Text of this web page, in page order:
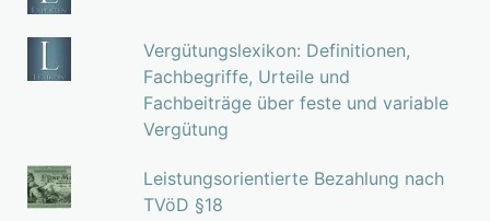
Vergütungslexikon: Definitionen,
Fachbegriffe, Urteile und
Fachbeiträge über feste und variable
Vergütung
Leistungsorientierte Bezahlung nach
TVöD §18